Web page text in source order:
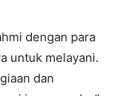
dengan para
untuk melayani.
dan